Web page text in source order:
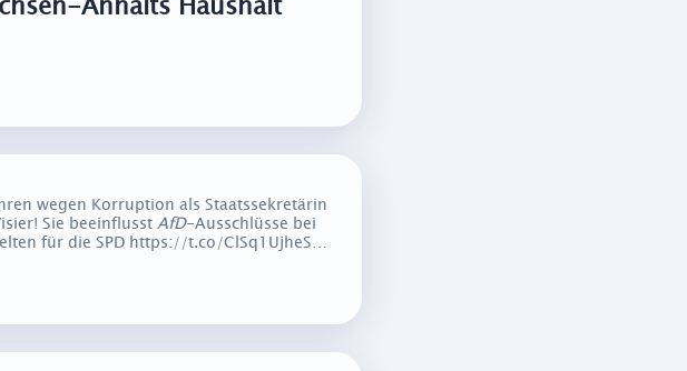
wegen Korruption als Staatssekretärin
Sie beeinflusst AfD-Ausschlüsse bei
für die SPD https://t.co/ClSq1UjheS…